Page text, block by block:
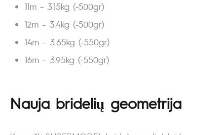
11m – 3.15kg (-500gr)
12m – 3.4kg (-500gr)
14m – 3.65kg (-550gr)
16m – 3.95kg (-550gr)
Nauja bridelių geometrija